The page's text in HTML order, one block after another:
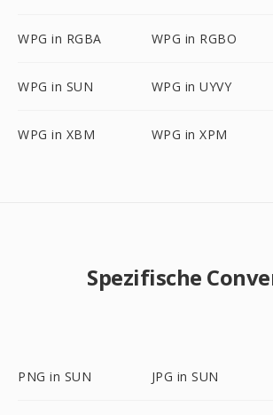
WPG in RGBA WPG in RGBO
WPG in SUN WPG in UYVY
WPG in XBM WPG in XPM
Spezifische
PNG in SUN JPG in SUN